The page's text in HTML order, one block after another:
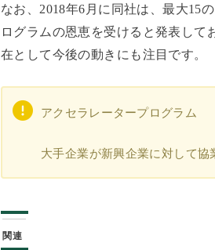
なお、2018年6月に同社は、最大15
ログラムの恩恵を受けると発表し
在として今後の動きにも注目です。
アクセラレータープログラム
大手企業が新興企業に対して
関連